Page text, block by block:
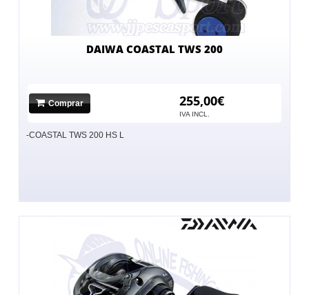
DAIWA COASTAL TWS 200
Comprar 255,00€
IVA INCL.
-COASTAL TWS 200 HS L